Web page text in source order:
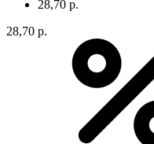
28,70 р.
28,70 р.